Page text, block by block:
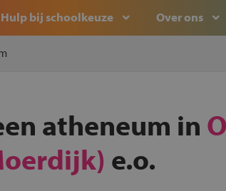
Hulp bij schoolkeuze Over ons
atheneum in
e.o.